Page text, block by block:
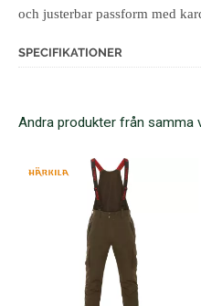
och justerbar passform med
SPECIFIKATIONER
Andra produkter från samma